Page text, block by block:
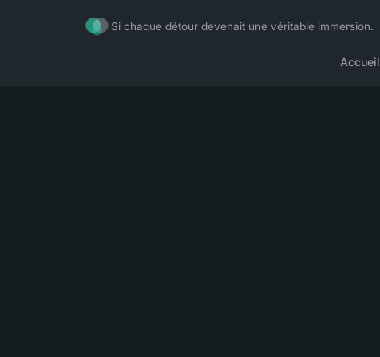
Si chaque détour devenait une véritable immersion.
Accueil